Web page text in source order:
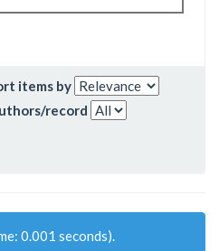
items by
record
0.001 seconds).